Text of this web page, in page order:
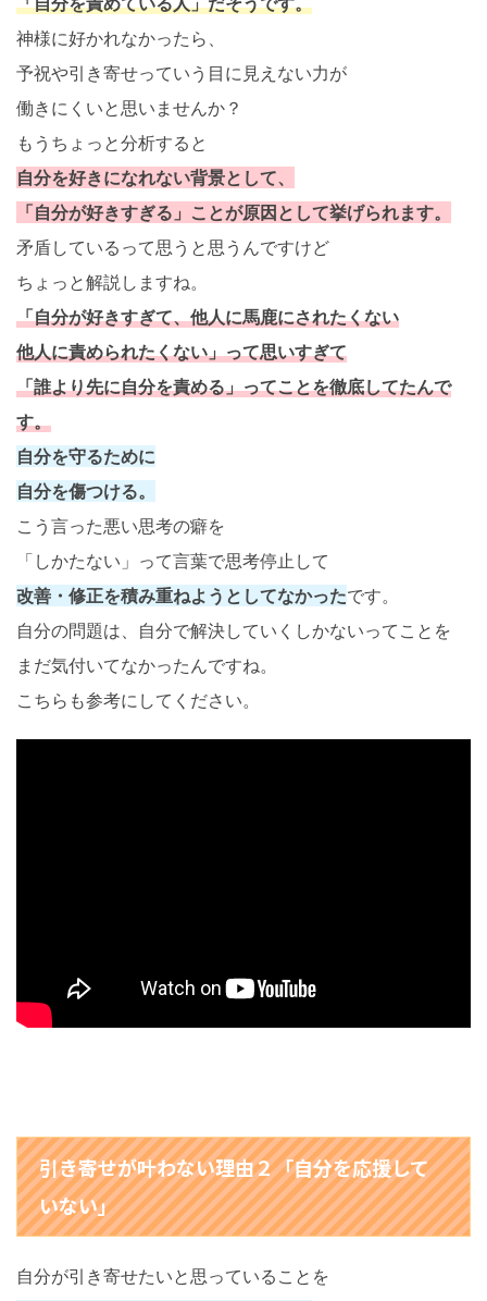
神様に好かれなかったら、
予祝や引き寄せっていう目に見えない力が
働きにくいと思いませんか？
もうちょっと分析すると
自分を好きになれない背景として、
「自分が好きすぎる」ことが原因として挙げられます。
矛盾しているって思うと思うんですけど
ちょっと解説しますね。
「自分が好きすぎて、他人に馬鹿にされたくない
他人に責められたくない」って思いすぎて
「誰より先に自分を責める」ってことを徹底してたんで
す。
自分を守るために
自分を傷つける。
こう言った悪い思考の癖を
「しかたない」って言葉で思考停止して
改善・修正を積み重ねようとしてなかったです。
自分の問題は、自分で解決していくしかないってことを
まだ気付いてなかったんですね。
こちらも参考にしてください。
引き寄せが叶わない理由２「自分を応援して
いない」
自分が引き寄せたいと思っていることを